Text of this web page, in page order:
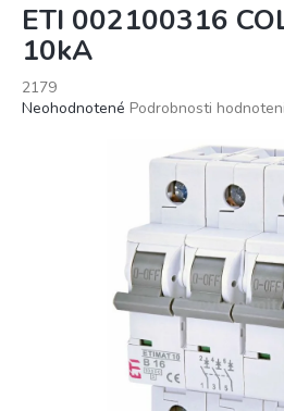
ETI 002100316
10kA
2179
Priemerné
Neohodnotené Podrobnosti